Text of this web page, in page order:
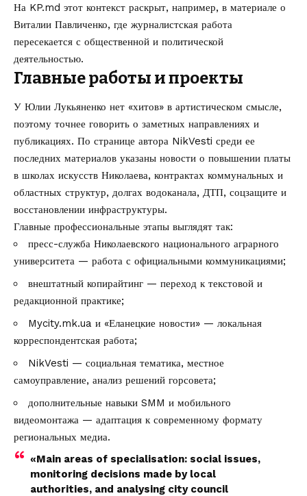
На KP.md этот контекст раскрыт, например, в материале о
Виталии Павличенко, где журналистская работа
пересекается с общественной и политической
деятельностью.
Главные работы и проекты
У Юлии Лукьяненко нет «хитов» в артистическом смысле,
поэтому точнее говорить о заметных направлениях и
публикациях. По странице автора NikVesti среди ее
последних материалов указаны новости о повышении платы
в школах искусств Николаева, контрактах коммунальных и
областных структур, долгах водоканала, ДТП, соцзащите и
восстановлении инфраструктуры.
Главные профессиональные этапы выглядят так:
пресс-служба Николаевского национального аграрного
университета — работа с официальными коммуникациями;
внештатный копирайтинг — переход к текстовой и
редакционной практике;
Mycity.mk.ua и «Еланецкие новости» — локальная
корреспондентская работа;
NikVesti — социальная тематика, местное
самоуправление, анализ решений горсовета;
дополнительные навыки SMM и мобильного
видеомонтажа — адаптация к современному формату
региональных медиа.
«Main areas of specialisation: social issues,
monitoring decisions made by local
authorities, and analysing city council